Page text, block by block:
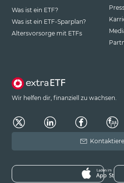
Was ist ein ETF?
Was ist ein ETF-Sparplan?
Altersvorsorge mit ETFs
Wir helfen dir, finanziell zu wachsen.